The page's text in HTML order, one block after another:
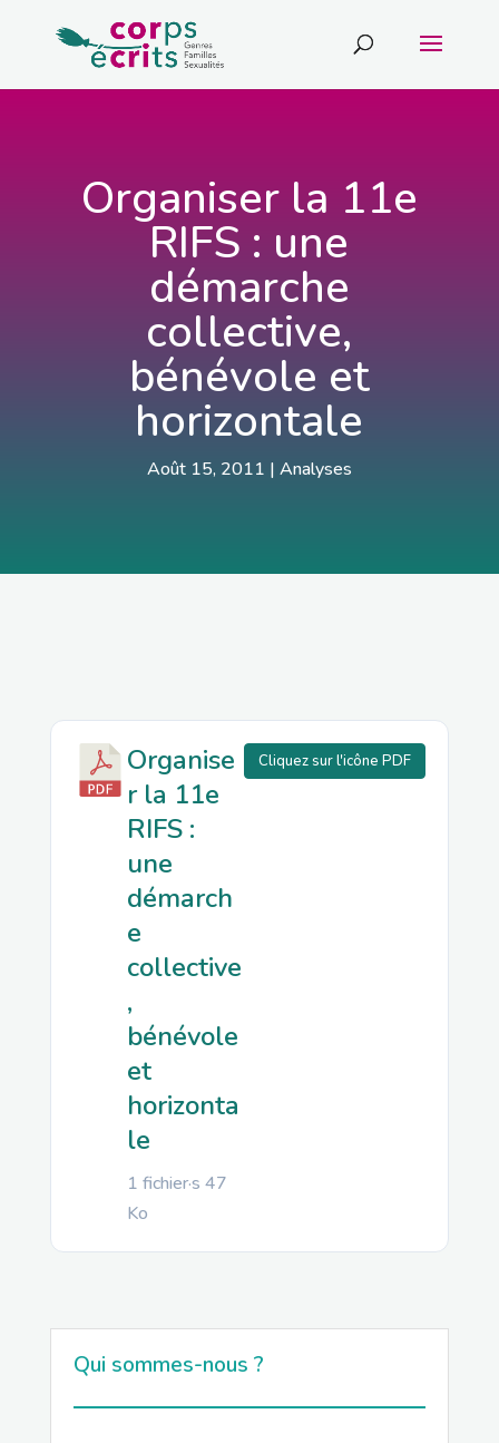
Organiser la 11e
RIFS : une
démarche
collective,
bénévole et
horizontale
Août 15, 2011 | Analyses
Organise
r la 11e
RIFS :
une
démarch
e
collective
,
bénévole
et
horizonta
le
1 fichier·s 47
Ko
Cliquez sur l'icône PDF
Qui sommes-nous ?